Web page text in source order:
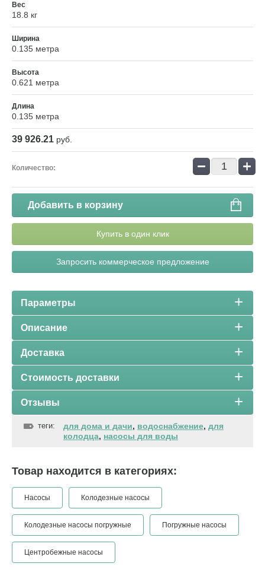
Вес
18.8 кг
Ширина
0.135 метра
Высота
0.621 метра
Длина
0.135 метра
39 926.21 руб.
Количество: − +
Добавить в корзину
Купить в один клик
Запросить коммерческое предложение
Параметры
Описание
Доставка
Стоимость доставки
Отзывы
теги: для дома и дачи, водоснабжение, для
колодца, насосы для воды
Товар находится в категориях:
Насосы Колодезные насосы
Колодезные насосы погружные Погружные насосы
Центробежные насосы